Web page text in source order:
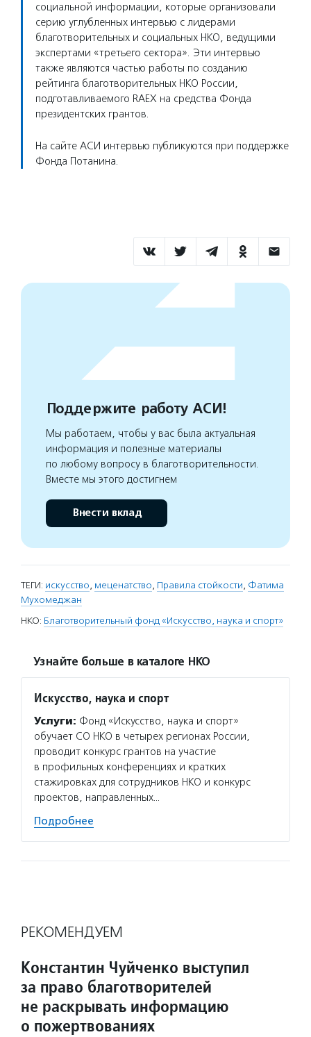
социальной информации, которые организовали
серию углубленных интервью с лидерами
благотворительных и социальных НКО, ведущими
экспертами «третьего сектора». Эти интервью
также являются частью работы по созданию
рейтинга благотворительных НКО России,
подготавливаемого RAEX на средства Фонда
президентских грантов.
На сайте АСИ интервью публикуются при поддержке
Фонда Потанина.
Поддержите работу АСИ!
Мы работаем, чтобы у вас была актуальная
информация и полезные материалы
по любому вопросу в благотворительности.
Вместе мы этого достигнем
Внести вклад
ТЕГИ: искусство, меценатство, Правила стойкости, Фатима
Мухомеджан
НКО: Благотворительный фонд «Искусство, наука и спорт»
Узнайте больше в каталоге НКО
Искусство, наука и спорт
Услуги: Фонд «Искусство, наука и спорт»
обучает СО НКО в четырех регионах России,
проводит конкурс грантов на участие
в профильных конференциях и кратких
стажировках для сотрудников НКО и конкурс
проектов, направленных…
Подробнее
РЕКОМЕНДУЕМ
Константин Чуйченко выступил
за право благотворителей
не раскрывать информацию
о пожертвованиях